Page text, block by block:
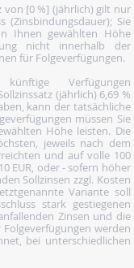
von [0 %] (jährlich) gilt nur
Sie
Ihnen gewählten Höhe
nicht innerhalb der
für Folgeverfügungen.
Verfügungen
(jährlich) 6,69 %
kann der tatsächliche
müssen Sie
Höhe leisten. Die
jeweils nach dem
und auf volle 100
EUR, oder - sofern höher
Sollzinsen zzgl. Kosten
Variante soll
stark gestiegenen
Zinsen und die
werden
bei unterschiedlichen